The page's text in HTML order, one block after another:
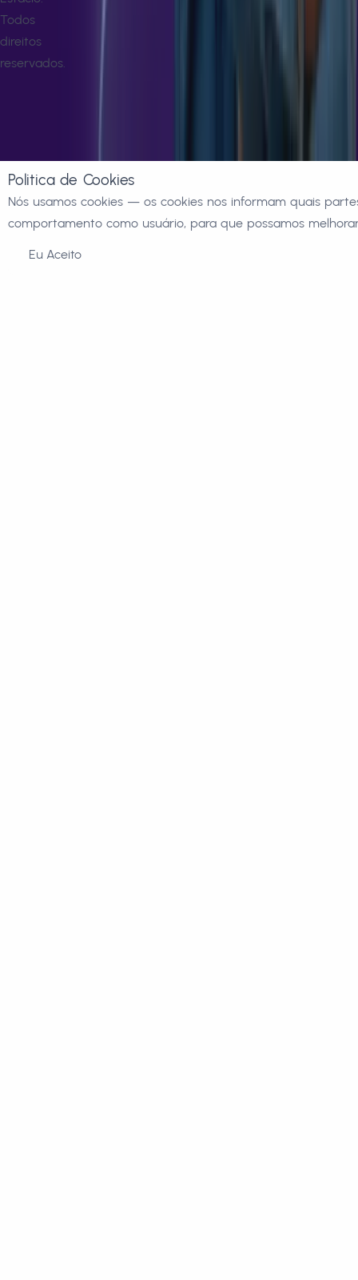
Todos
direitos
reservados.
Politica de Cookies
Nós usamos cookies — os cookies nos informam quais
comportamento como usuário, para que possamos
Eu Aceito